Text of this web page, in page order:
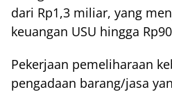
dari Rp1,3 miliar, yang
keuangan USU hingga
Pekerjaan pemeliharaan
pengadaan barang/jasa